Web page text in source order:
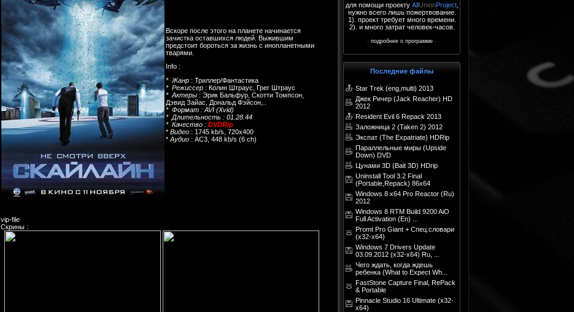
Вскоре после этого на планете начинается
зачистка оставшихся людей. Выжившим
предстоит бороться за жизнь с инопланетными
тварями.
Info :
* Жанр : Триллер/Фантастика
* Режиссер : Колин Штраус, Грег Штраус
* Актеры : Эрик Бальфур, Скотти Томпсон,
Дэвид Зайас, Дональд Фэйсон,..
* Формат : AVI (Xvid)
* Длительность : 01.28.44
* Качество : DVDRip
* Видео : 1745 kb/s, 720x400
* Аудио : AC3, 448 kb/s (6 ch)
vip-file
Скрины :
для помощи проекту AllUnionProject,
нужно всего лишь пожертвование.
1). проект требует много времени.
2). и много затрат человек-часов.
- подробнее о программе -
Последние файлы
Star Trek (eng,multi) 2013
Джек Ричер (Jack Reacher) HD
2012
Resident Evil 6 Repack 2013
Заложница 2 (Taken 2) 2012
Экспат (The Expatriate) HDRip
Параллельные миры (Upside
Down) DVD
Цунами 3D (Bait 3D) HDrip
Uninstall Tool 3.2 Final
(Portable,Repack) 86x64
Windows 8 x64 Pro Reactor (Ru)
2012
Windows 8 RTM Build 9200 AiO
Full Activation (En) ...
Promt Pro Giant + Спец.словари
(x32-х64)
Windows 7 Drivers Update
03.09.2012 (x32-x64) Ru, ...
Чего ждать, когда ждешь
ребенка (What to Expect Wh...
FastStone Capture Final, RePack
& Portable
Pinnacle Studio 16 Ultimate (x32-
х64)